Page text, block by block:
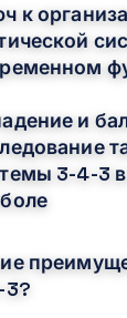
к
и
3-4-3
3?